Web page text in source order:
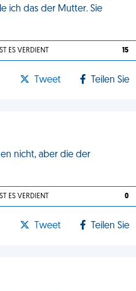
ich das der Mutter. Sie
ES VERDIENT 15
Tweet Teilen Sie
nicht, aber die der
ES VERDIENT 0
Tweet Teilen Sie